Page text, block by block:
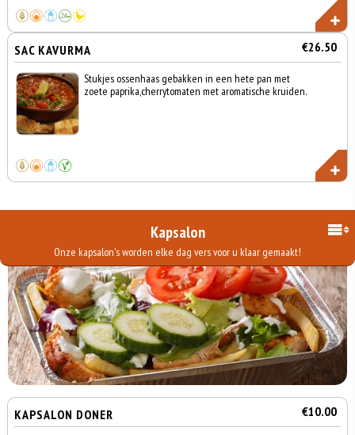
SAC KAVURMA €26.50
Stukjes ossenhaas gebakken in een hete pan met
zoete paprika,cherrytomaten met aromatische kruiden.
Kapsalon
Onze kapsalon's worden elke dag vers voor u klaar gemaakt!
KAPSALON DONER €10.00